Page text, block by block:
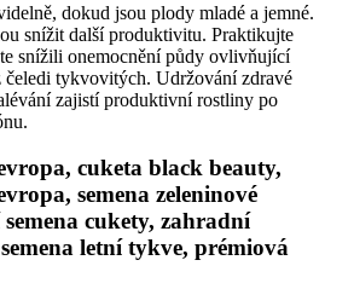
dokud jsou plody mladé a jemné.
snížit další produktivitu. Praktikujte
snížili onemocnění půdy ovlivňující
čeledi tykvovitých. Udržování zdravé
zajistí produktivní rostliny po
cuketa black beauty,
semena zeleninové
cukety, zahradní
letní tykve, prémiová